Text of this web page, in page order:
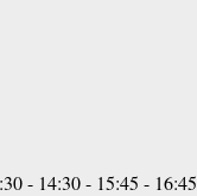
- 14:30 - 15:45 - 16:45